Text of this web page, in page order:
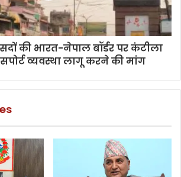
की भारत-नेपाल बॉर्डर पर कंटीला
व्यवस्था लागू करने की मांग